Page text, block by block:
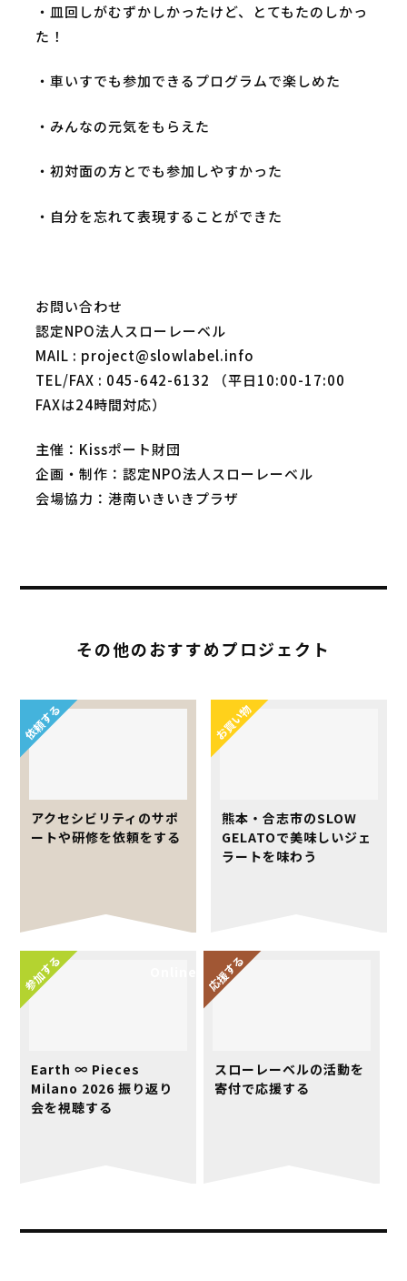
・皿回しがむずかしかったけど、とてもたのしかっ
た！
・車いすでも参加できるプログラムで楽しめた
・みんなの元気をもらえた
・初対面の方とでも参加しやすかった
・自分を忘れて表現することができた
お問い合わせ
認定NPO法人スローレーベル
MAIL : project@slowlabel.info
TEL/FAX : 045-642-6132 （平日10:00-17:00
FAXは24時間対応）
主催：Kissポート財団
企画・制作：認定NPO法人スローレーベル
会場協力：港南いきいきプラザ
その他のおすすめプロジェクト
アクセシビリティのサポ
ートや研修を依頼をする
依頼する
熊本・合志市のSLOW
GELATOで美味しいジェ
ラートを味わう
お買い物
Earth ∞ Pieces
Milano 2026 振り返り
会を視聴する
参加する
スローレーベルの活動を
寄付で応援する
応援する